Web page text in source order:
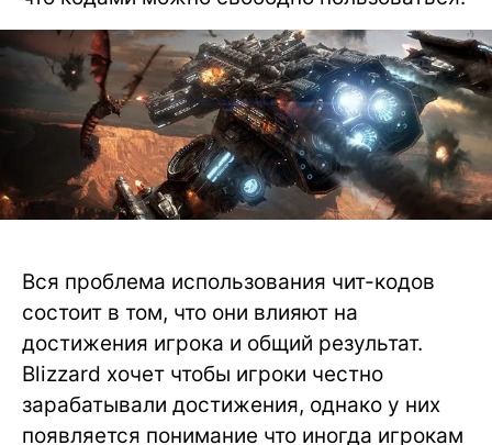
Вся проблема использования чит-кодов
состоит в том, что они влияют на
достижения игрока и общий результат.
Blizzard хочет чтобы игроки честно
зарабатывали достижения, однако у них
появляется понимание что иногда игрокам